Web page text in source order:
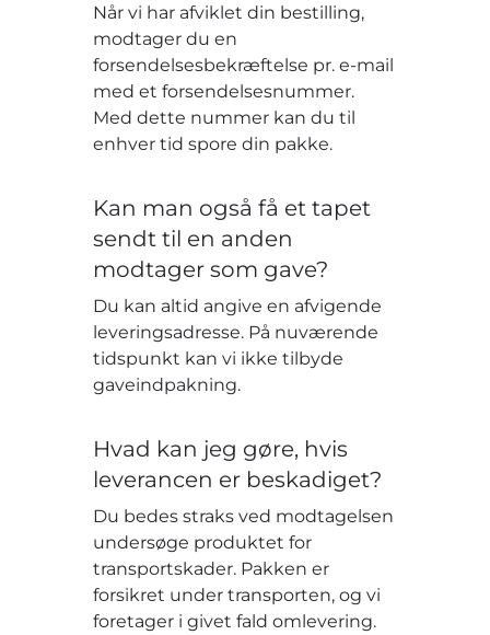
Når vi har afviklet din bestilling,
modtager du en
forsendelsesbekræftelse pr. e-mail
med et forsendelsesnummer.
Med dette nummer kan du til
enhver tid spore din pakke.
Kan man også få et tapet
sendt til en anden
modtager som gave?
Du kan altid angive en afvigende
leveringsadresse. På nuværende
tidspunkt kan vi ikke tilbyde
gaveindpakning.
Hvad kan jeg gøre, hvis
leverancen er beskadiget?
Du bedes straks ved modtagelsen
undersøge produktet for
transportskader. Pakken er
forsikret under transporten, og vi
foretager i givet fald omlevering.